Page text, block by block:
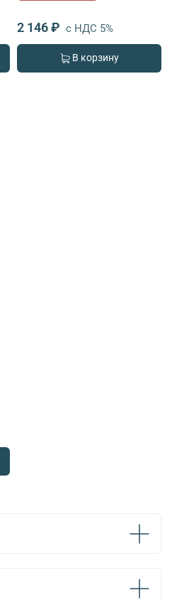
2 146 ₽ с НДС 5%
В корзину